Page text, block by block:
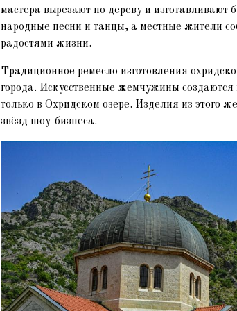
мастера вырезают по дереву и
народные песни и танцы, а местные жители
радостями жизни.
Традиционное ремесло изготовления
города. Искусственные жемчужины
только в Охридском озере. Изделия из этого
звёзд шоу-бизнеса.